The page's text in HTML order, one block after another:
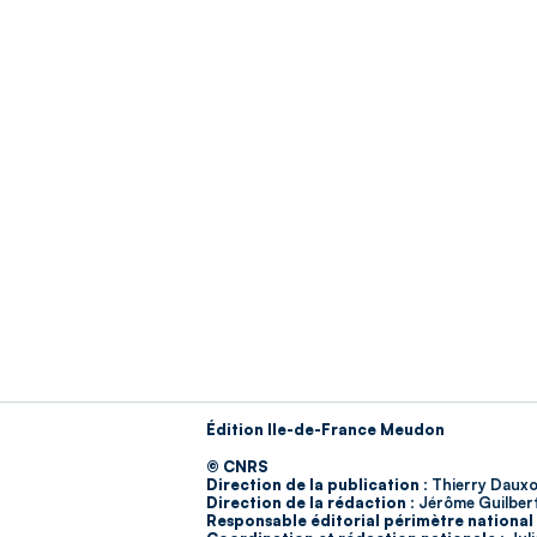
Édition Ile-de-France Meudon
© CNRS
Direction de la publication : Thierry
Direction de la rédaction : Jérôme
Responsable éditorial périmètre national